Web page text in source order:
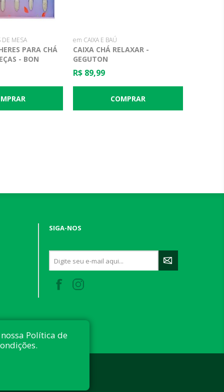
MESA
PARA CHÁ
- BON
em CAIXA E BAÚ
CAIXA CHÁ RELAXAR -
GEGUTON
R$ 89,99
SIGA-NOS
Política de